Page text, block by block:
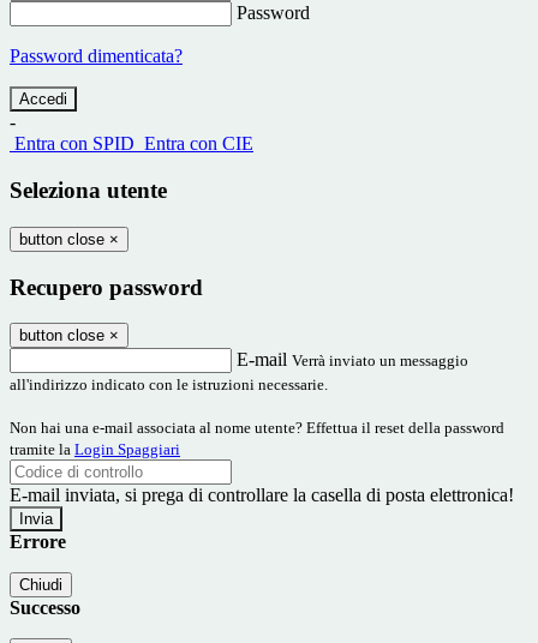
Password
Password dimenticata?
-
Entra con SPID Entra con CIE
Seleziona utente
button close ×
Recupero password
button close ×
E-mail Verrà inviato un messaggio
all'indirizzo indicato con le istruzioni necessarie.
Non hai una e-mail associata al nome utente? Effettua il reset della password
tramite la Login Spaggiari
E-mail inviata, si prega di controllare la casella di posta elettronica!
Errore
Chiudi
Successo